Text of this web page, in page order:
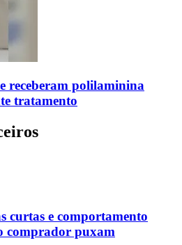
receberam polilaminina
tratamento
curtas e comportamento
comprador puxam